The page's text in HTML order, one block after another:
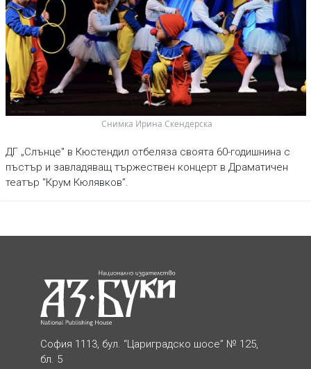
Снимка Ирина Скендерска
ДГ „Слънце" в Кюстендил отбеляза своята 60-годишнина с
пъстър и завладяващ тържествен концерт в Драматичен
театър “Крум Кюлявков”.
София 1113, бул. “Цариградско шосе” № 125,
бл. 5